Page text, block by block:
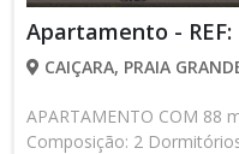
Apartamento - REF:
CAIÇARA, PRAIA
APARTAMENTO COM 88
Composição: 2